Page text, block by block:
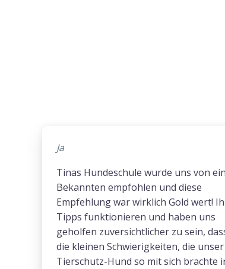
Ja
Tinas Hundeschule wurde uns von
Bekannten empfohlen und diese
Empfehlung war wirklich Gold wert!
Tipps funktionieren und haben uns
geholfen zuversichtlicher zu sein,
die kleinen Schwierigkeiten, die unser
Tierschutz-Hund so mit sich brachte